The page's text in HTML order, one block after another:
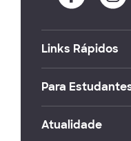
Links Rápidos
Para
Atualidade